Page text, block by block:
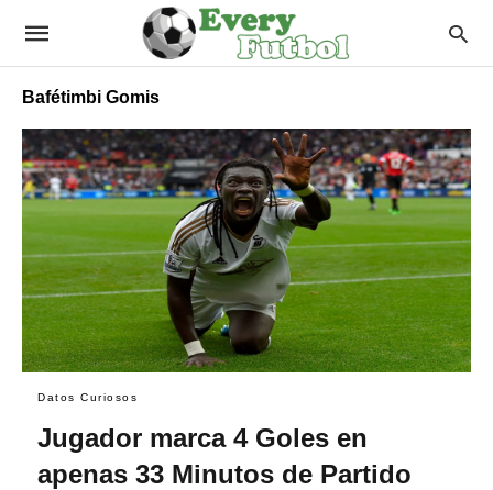
Bafétimbi Gomis
Datos Curiosos
Jugador marca 4 Goles en
apenas 33 Minutos de Partido